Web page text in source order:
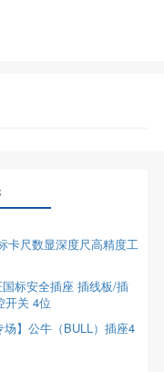
卡尺数显深度尺高精度工
标安全插座 插线板/插
开关 4位
场】公牛（BULL）插座4